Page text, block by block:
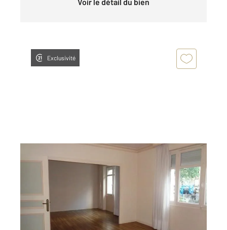
Exclusivité
FOUGERES 35
, 3 pièces
Appartement F3 à louer
620 €
par mois charges comprises